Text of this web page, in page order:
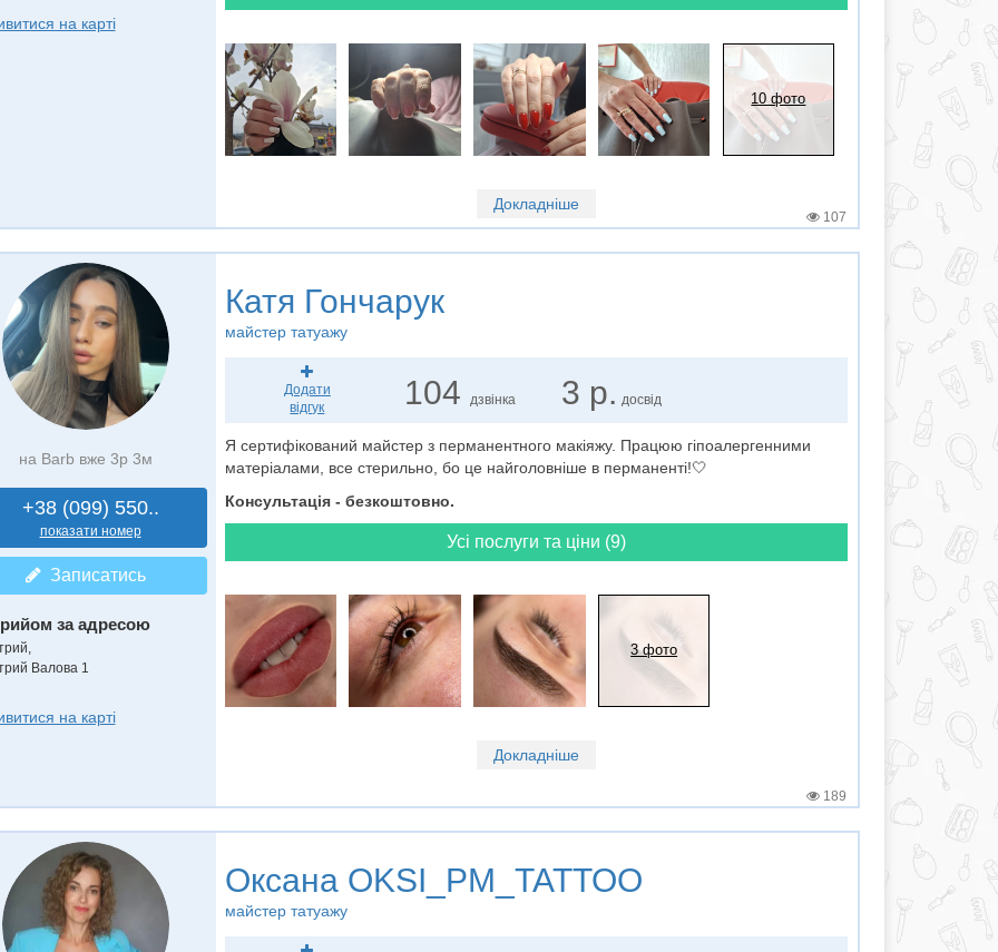
на карті
10 фото
Докладніше
107
на Barb вже 3р 3м
+38 (099) 550..
показати номер
Записатись
за адресою
Валова 1
на карті
Катя Гончарук
майстер татуажу
Додати
відгук
104 дзвінка 3 р. досвід
Я сертифікований майстер з перманентного макіяжу. Працюю гіпоалергенними
матеріалами, все стерильно, бо це найголовніше в перманенті!🤍
Консультація - безкоштовно.
Усі послуги та ціни (9)
3 фото
Докладніше
189
Оксана OKSI_PM_TATTOO
майстер татуажу